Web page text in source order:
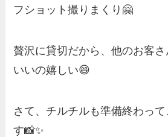
フショット撮りまくり🤗
贅沢に貸切だから、他のお客
いいの嬉しい😄
さて、チルチルも準備終わっ
す📸✨